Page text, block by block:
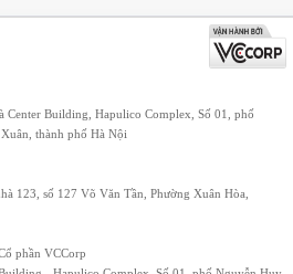
Center Building, Hapulico Complex, Số 01, phố
thành phố Hà Nội
123, số 127 Võ Văn Tần, Phường Xuân Hòa,
phần VCCorp